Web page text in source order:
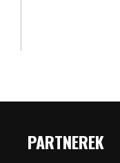
PARTNEREK